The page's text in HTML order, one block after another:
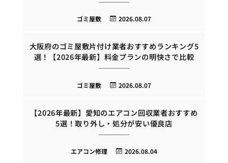
2026.08.07
ゴミ屋敷
大阪府のゴミ屋敷片付け業者おすすめランキング5
選！【2026年最新】料金プランの明快さで比較
2026.08.07
ゴミ屋敷
【2026年最新】愛知のエアコン回収業者おすすめ
5選！取り外し・処分が安い優良店
2026.08.04
エアコン修理